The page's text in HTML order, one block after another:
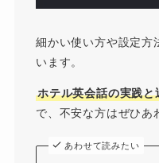
細かい使い方や設定方
います。
ホテル英会話の実践
で、不安な方はぜひあ
あわせて読みたい